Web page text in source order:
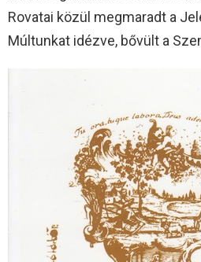
Rovatai közül megmaradt a
Múltunkat idézve, bővült a